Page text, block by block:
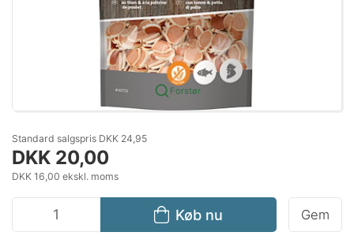
Forstør
Standard salgspris DKK 24,95
DKK 20,00
DKK 16,00 ekskl. moms
Køb nu Gem